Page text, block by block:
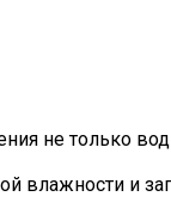
не только
влажности и